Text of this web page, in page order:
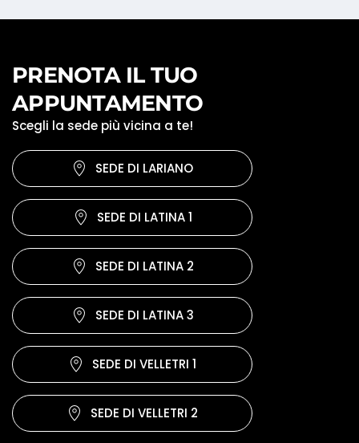
PRENOTA IL TUO
APPUNTAMENTO
Scegli la sede più vicina a te!
SEDE DI LARIANO
SEDE DI LATINA 1
SEDE DI LATINA 2
SEDE DI LATINA 3
SEDE DI VELLETRI 1
SEDE DI VELLETRI 2